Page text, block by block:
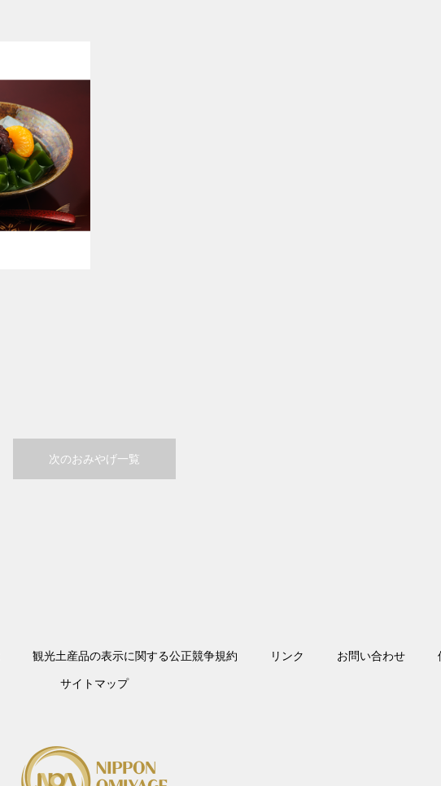
次のおみやげ一覧
観光土産品の表示に関する公正競争規約 リンク お問い合わせ
サイトマップ